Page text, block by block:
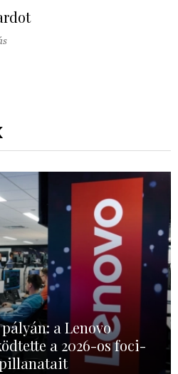
a Lenovo
a 2026-os foci-